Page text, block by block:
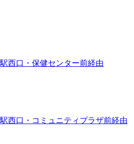
西口・保健センター前経由
西口・コミュニティプラザ前経由